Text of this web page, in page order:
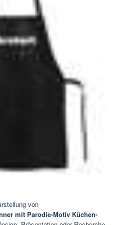
von
mit Parodie-Motiv Küchen-